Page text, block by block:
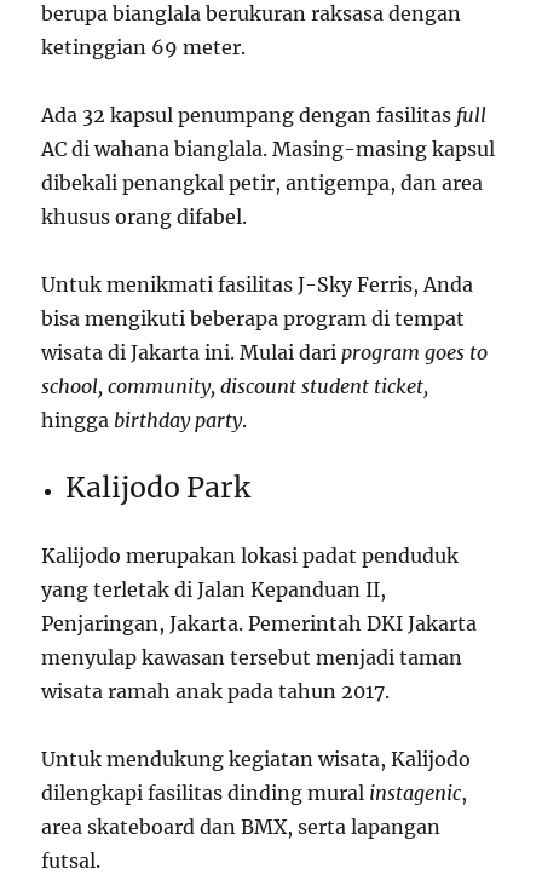
berupa bianglala berukuran raksasa dengan
ketinggian 69 meter.
Ada 32 kapsul penumpang dengan fasilitas full
AC di wahana bianglala. Masing-masing kapsul
dibekali penangkal petir, antigempa, dan area
khusus orang difabel.
Untuk menikmati fasilitas J-Sky Ferris, Anda
bisa mengikuti beberapa program di tempat
wisata di Jakarta ini. Mulai dariprogram goes to
school, community, discount student ticket,
hingga birthday party.
Kalijodo Park
Kalijodo merupakan lokasi padat penduduk
yang terletak di Jalan Kepanduan II,
Penjaringan, Jakarta. Pemerintah DKI Jakarta
menyulap kawasan tersebut menjadi taman
wisata ramah anak pada tahun 2017.
Untuk mendukung kegiatan wisata, Kalijodo
dilengkapi fasilitas dinding mural instagenic,
area skateboard dan BMX, serta lapangan
futsal.